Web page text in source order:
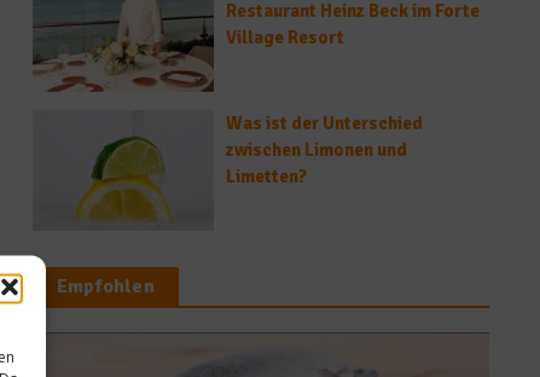
Restaurant Heinz Beck im Forte
Village Resort
Was ist der Unterschied
zwischen Limonen und
Limetten?
Empfohlen